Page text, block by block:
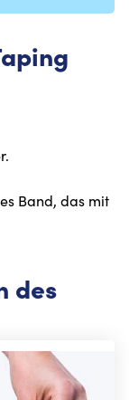
Band, das mit
des